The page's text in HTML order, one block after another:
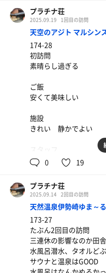
プラチナ荘
2025.09.19 1回目の訪問
天空のアジト マルシン
174-28
初訪問
素晴らし過ぎる
ご飯
安くて美味しい
施設
きれい 静かでよい
親切
浴室
ちょうどいいサイズ
サウナ
湿度高くて熱いのに居
ない
水風呂
20度と冷たくはないが
0 19
プラチナ荘
2025.09.14 2回目の訪問
天然温泉伊勢崎ゆま～る
173-27
たぶん2回目の訪問
三連休の影響なのか田
水風呂潜水、タオルど
サウナと温泉はGOOD